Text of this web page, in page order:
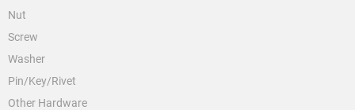
Nut
Screw
Washer
Pin/Key/Rivet
Other Hardware